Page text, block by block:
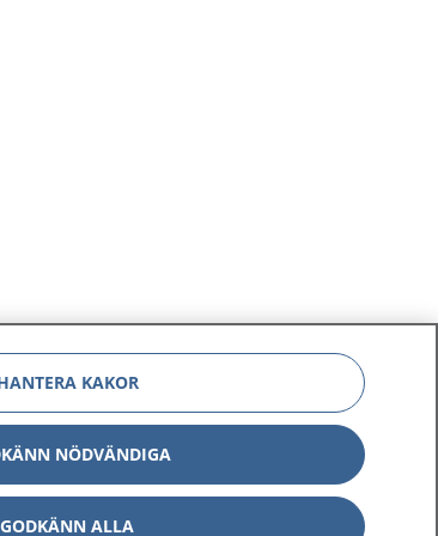
KAKOR
NÖDVÄNDIGA
GODKÄNN ALLA